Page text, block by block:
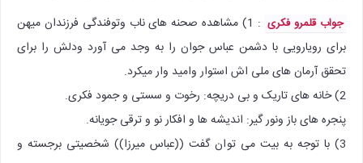
جواب قلمرو فکری
: 1) مشاهده صحنه های ناب وتوفندگی فرزندان میهن
برای رویارویی با دشمن عباس جوان را به وجد می آورد ودلش را برای
تحقق آرمان های ملی اش استوار وامید وار میکرد.
2) خانه های تاریک و بی دریچه: رخوت و سستی و جمود فکری.
پنجره های باز ونور گیر: اندیشه ها و افکار نو و ترقی جویانه.
3) با توجه به بیت می توان گفت ((عباس میرزا)) شخصیتی برجسته و